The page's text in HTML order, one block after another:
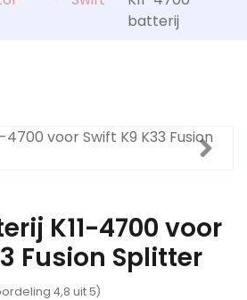
batterij
K11-4700 voor
Fusion Splitter
4,8 uit 5)